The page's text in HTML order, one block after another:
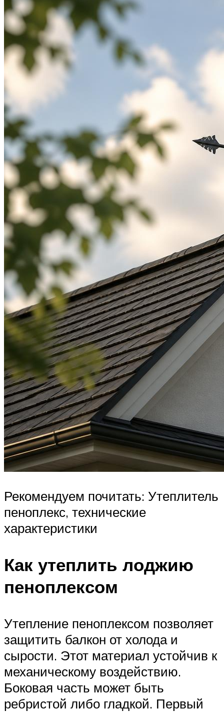
Рекомендуем почитать: Утеплитель
пеноплекс, технические
характеристики
Как утеплить лоджию
пеноплексом
Утепление пеноплексом позволяет
защитить балкон от холода и
сырости. Этот материал устойчив к
механическому воздействию.
Боковая часть может быть
ребристой либо гладкой. Первый